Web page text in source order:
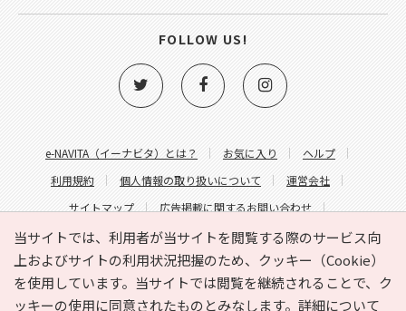
当サイトでは、利用者が当サイトを閲覧する際のサービス向
上およびサイトの利用状況把握のため、クッキー（Cookie）
を使用しています。当サイトでは閲覧を継続されることで、ク
ッキーの使用に同意されたものとみなします。詳細について
e-NAVITA（イーナビタ）とは？ お気に入り
ヘルプ
利用規約
個人情報の取り扱いについて
運営会社
サイトマップ
広告掲載に関するお問い合わせ
サイトの内容に関するお問い合わせ
FOLLOW US!